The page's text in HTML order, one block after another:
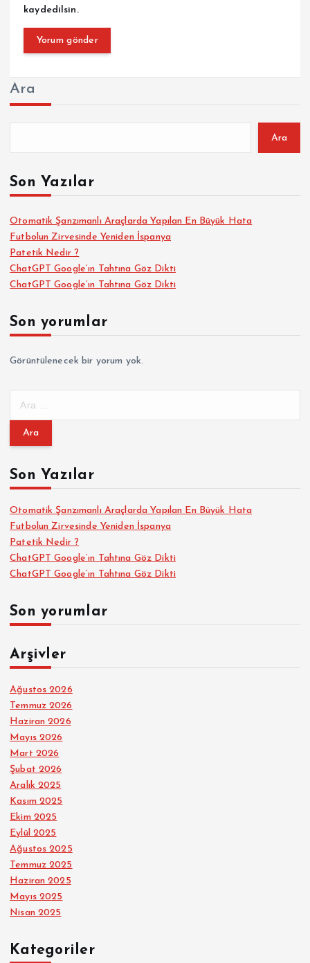
kaydedilsin.
Ara
Ara
Son Yazılar
Otomatik Şanzımanlı Araçlarda Yapılan En Büyük Hata
Futbolun Zirvesinde Yeniden İspanya
Patetik Nedir ?
ChatGPT Google’ın Tahtına Göz Dikti
ChatGPT Google’ın Tahtına Göz Dikti
Son yorumlar
Görüntülenecek bir yorum yok.
m
:Son Yazılar
Otomatik Şanzımanlı Araçlarda Yapılan En Büyük Hata
Futbolun Zirvesinde Yeniden İspanya
Patetik Nedir ?
ChatGPT Google’ın Tahtına Göz Dikti
ChatGPT Google’ın Tahtına Göz Dikti
Son yorumlar
Arşivler
Ağustos 2026
Temmuz 2026
Haziran 2026
Mayıs 2026
Mart 2026
Şubat 2026
Aralık 2025
Kasım 2025
Ekim 2025
Eylül 2025
Ağustos 2025
Temmuz 2025
Haziran 2025
Mayıs 2025
Nisan 2025
Kategoriler